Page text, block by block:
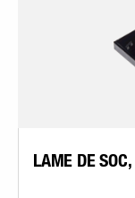
LAME DE